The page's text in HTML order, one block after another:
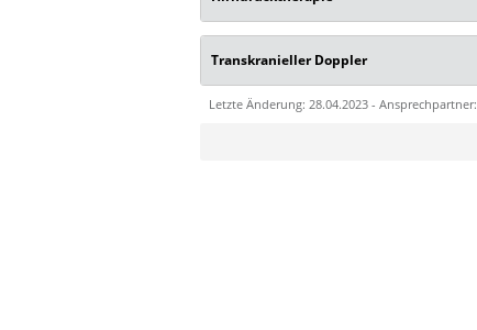
Transkranieller Doppler
Letzte Änderung: 28.04.2023 - Ansprechpartner: